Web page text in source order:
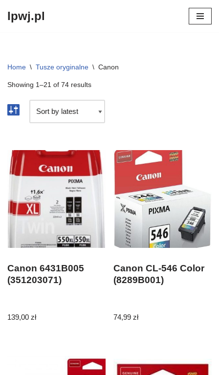
lpwj.pl
Home \ Tusze oryginalne \ Canon
Showing 1–21 of 74 results
Canon 6431B005
(351203071)
139,00 zł
Canon CL-546 Color
(8289B001)
74,99zł